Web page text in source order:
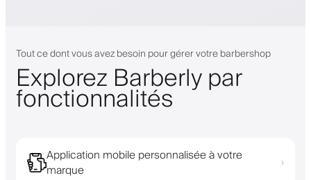
Tout ce dont vous avez besoin pour gérer votre barbershop
Explorez Barberly par
fonctionnalités
Application mobile personnalisée à votre
marque
›